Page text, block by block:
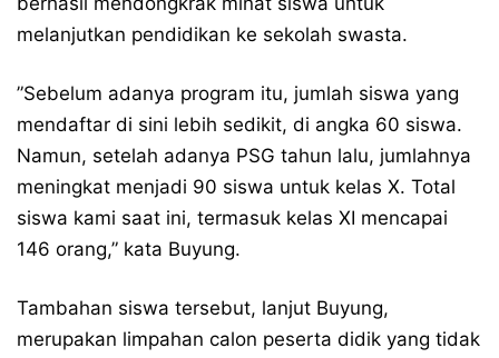
melanjutkan pendidikan ke sekolah swasta.
​”Sebelum adanya program itu, jumlah siswa yang
mendaftar di sini lebih sedikit, di angka 60 siswa.
Namun, setelah adanya PSG tahun lalu, jumlahnya
meningkat menjadi 90 siswa untuk kelas X. Total
siswa kami saat ini, termasuk kelas XI mencapai
146 orang,” kata Buyung.
​Tambahan siswa tersebut, lanjut Buyung,
merupakan limpahan calon peserta didik yang tidak